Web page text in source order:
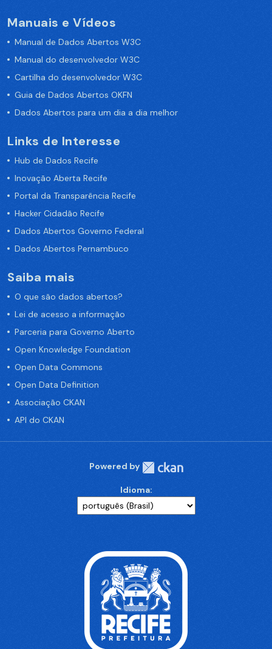
Manuais e Vídeos
Manual de Dados Abertos W3C
Manual do desenvolvedor W3C
Cartilha do desenvolvedor W3C
Guia de Dados Abertos OKFN
Dados Abertos para um dia a dia melhor
Links de Interesse
Hub de Dados Recife
Inovação Aberta Recife
Portal da Transparência Recife
Hacker Cidadão Recife
Dados Abertos Governo Federal
Dados Abertos Pernambuco
Saiba mais
O que são dados abertos?
Lei de acesso a informação
Parceria para Governo Aberto
Open Knowledge Foundation
Open Data Commons
Open Data Definition
Associação CKAN
API do CKAN
Powered by
Idioma